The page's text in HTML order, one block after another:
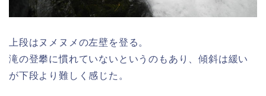
上段はヌメヌメの左壁を登る。
滝の登攀に慣れていないというのもあり、傾斜は緩い
が下段より難しく感じた。